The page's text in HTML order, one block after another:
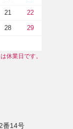
21 22
28 29
休業日です。
番14号